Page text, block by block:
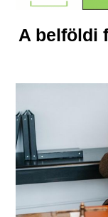
A belföldi